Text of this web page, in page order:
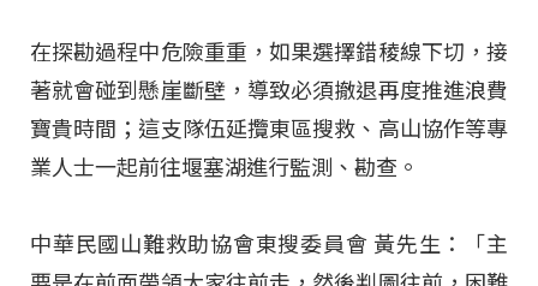
在探勘過程中危險重重，如果選擇錯稜線下切，接
著就會碰到懸崖斷壁，導致必須撤退再度推進浪費
寶貴時間；這支隊伍延攬東區搜救、高山協作等專
業人士一起前往堰塞湖進行監測、勘查。
中華民國山難救助協會東搜委員會 黃先生：「主